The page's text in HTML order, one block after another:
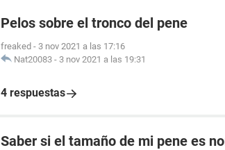
Pelos sobre el tronco del pene
freaked - 3 nov 2021 a las 17:16
Nat20083 - 3 nov 2021 a las 19:31
4 respuestas
Saber si el tamaño de mi pene es